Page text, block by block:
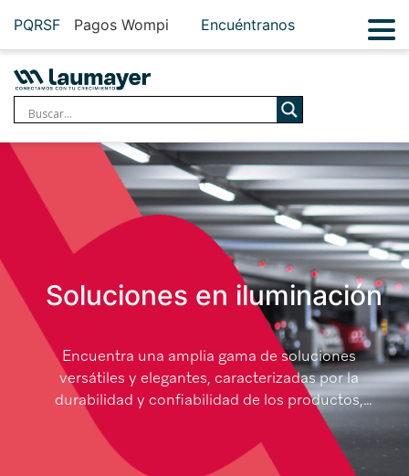
PQRSF Pagos Wompi Encuéntranos
Soluciones en iluminación
Encuentra una amplia gama de soluciones
versátiles y elegantes, caracterizadas por la
durabilidad y confiabilidad de los productos,
además de un excelente servicio de soporte y
acompañamiento para los proyectos de
iluminación de todo tipo, entregando soluciones